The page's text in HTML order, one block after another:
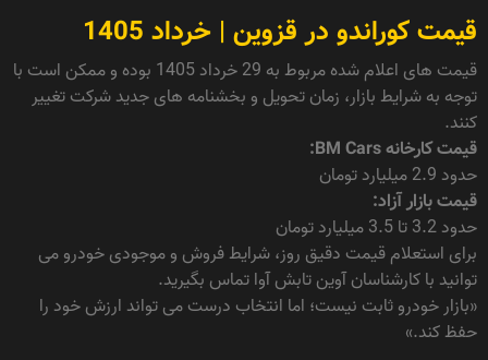
قیمت کوراندو در قزوین | خرداد 1405
قیمت های اعلام شده مربوط به 29 خرداد 1405 بوده و ممکن است با
توجه به شرایط بازار، زمان تحویل و بخشنامه های جدید شرکت تغییر
کنند.
قیمت کارخانه BM Cars:
حدود 2.9 میلیارد تومان
قیمت بازار آزاد:
حدود 3.2 تا 3.5 میلیارد تومان
برای استعلام قیمت دقیق روز، شرایط فروش و موجودی خودرو می
توانید با کارشناسان آوین تابش آوا تماس بگیرید.
«بازار خودرو ثابت نیست؛ اما انتخاب درست می تواند ارزش خود را
حفظ کند.»